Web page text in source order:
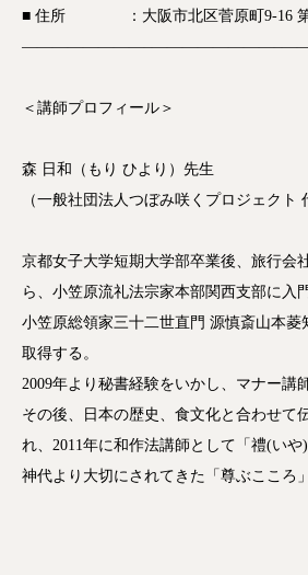
■ 住所 ：大阪市北区菅原町9-16 第3
————————–————————–
＜講師プロフィール＞
森 日和（もり ひより）先生
（一般社団法人つぼみ咲くプロジェクト
京都女子大学短期大学部卒業後、旅行会
ら、小笠原流礼法宗家本部関西支部に入門
小笠原総領家三十二世直門 源慎斎山本菱
取得する。
2009年より秘書経験をいかし、マナー講
その後、日本の歴史、食文化と合わせて
れ、2011年に和作法講師として「禮(いや
神代より大切にされてきた「尊ぶここ ろ